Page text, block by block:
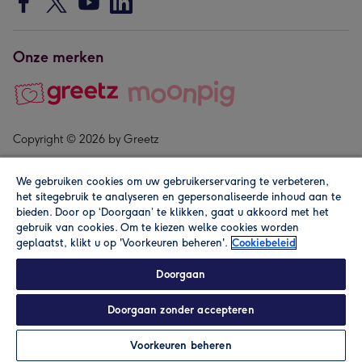
In winkelmand Personaliseren
Onze merken
Copyright © 2026 by Greetz
Alle prijzen zijn inclusief btw en andere heffingen. Lees de
We gebruiken cookies om uw gebruikerservaring te verbeteren,
het sitegebruik te analyseren en gepersonaliseerde inhoud aan te
bieden. Door op ‘Doorgaan’ te klikken, gaat u akkoord met het
gebruik van cookies. Om te kiezen welke cookies worden
geplaatst, klikt u op 'Voorkeuren beheren'. Cookiebeleid
Doorgaan
Doorgaan zonder accepteren
Voorkeuren beheren